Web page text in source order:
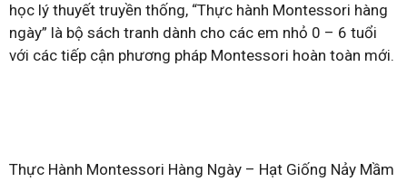
học lý thuyết truyền thống, “Thực hành Montessori hàng
ngày” là bộ sách tranh dành cho các em nhỏ 0 – 6 tuổi
với các tiếp cận phương pháp Montessori hoàn toàn mới.
Thực Hành Montessori Hàng Ngày – Hạt Giống Nảy Mầm